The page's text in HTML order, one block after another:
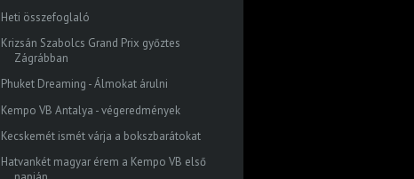
Heti összefoglaló
Krizsán Szabolcs Grand Prix győztes
Zágrábban
Phuket Dreaming - Álmokat árulni
Kempo VB Antalya - végeredmények
Kecskemét ismét várja a bokszbarátokat
Hatvankét magyar érem a Kempo VB első